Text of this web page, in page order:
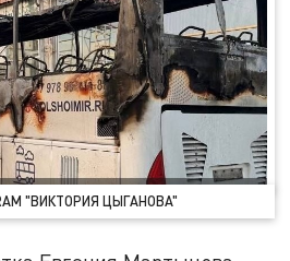
"ВИКТОРИЯ ЦЫГАНОВА"